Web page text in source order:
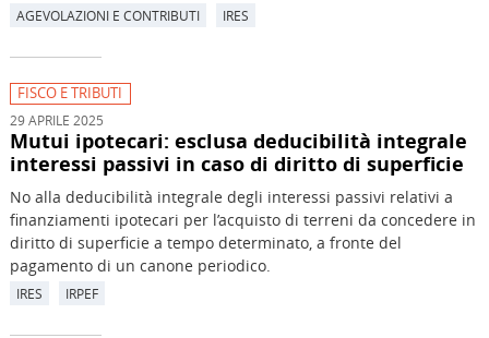
AGEVOLAZIONI E CONTRIBUTI IRES
FISCO E TRIBUTI
29 APRILE 2025
Mutui ipotecari: esclusa deducibilità integrale
interessi passivi in caso di diritto di superficie
No alla deducibilità integrale degli interessi passivi relativi a
finanziamenti ipotecari per l’acquisto di terreni da concedere in
diritto di superficie a tempo determinato, a fronte del
pagamento di un canone periodico.
IRES IRPEF